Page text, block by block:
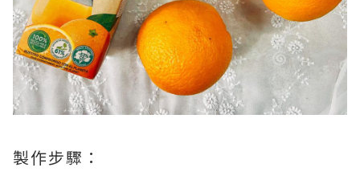
製作步驟：